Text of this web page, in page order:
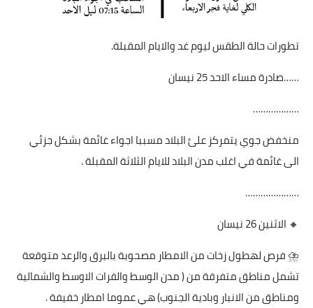
تطورات حالة الطقس ليوم غد والايام المقبلة.
……صادرة مساء الاحد 25 نيسان
………………
منخفض جوي يتمركز علئ البلاد مسببا اجواء غائمة بشكل جزئي
الى غائمة في اغلب مدن البلاد للايام الثلاثة المقبلة .
…………………
🔸 الاثنين 26 نيسان
⛈ فرص لهطول زخات من الامطار مصحوبة بالبرق والرعد متوقعة
تشمل مناطق متفرقة من ( مدن الوسط والفرات الاوسط والشمالية
ومناطق من الانبار وبادية الجنوب) هي عموما امطار خفيفة .